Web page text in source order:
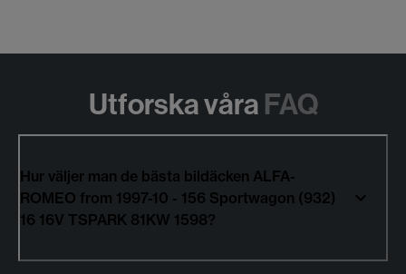
Utforska våra FAQ
Hur väljer man de bästa bildäcken ALFA-
ROMEO from 1997-10 - 156 Sportwagon (932)
16 16V TSPARK 81KW 1598?